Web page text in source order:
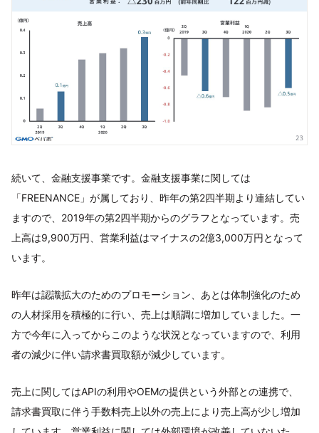
続いて、金融支援事業です。金融支援事業に関しては
「FREENANCE」が属しており、昨年の第2四半期より連結してい
ますので、2019年の第2四半期からのグラフとなっています。売
上高は9,900万円、営業利益はマイナスの2億3,000万円となって
います。
昨年は認識拡大のためのプロモーション、あとは体制強化のため
の人材採用を積極的に行い、売上は順調に増加していました。一
方で今年に入ってからこのような状況となっていますので、利用
者の減少に伴い請求書買取額が減少しています。
売上に関してはAPIの利用やOEMの提供という外部との連携で、
請求書買取に伴う手数料売上以外の売上により売上高が少し増加